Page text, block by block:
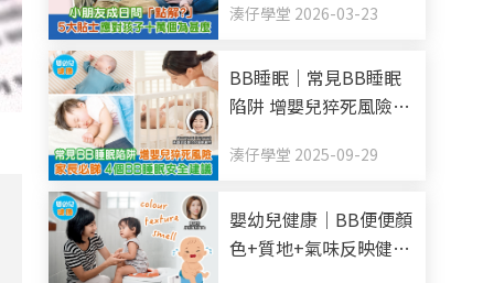
湊仔學堂 2026-03-23
BB睡眠｜常見BB睡眠
陷阱 增嬰兒猝死風險
全建議
湊仔學堂 2025-09-29
嬰幼兒健康｜BB便便顏
色+質地+氣味反映健康